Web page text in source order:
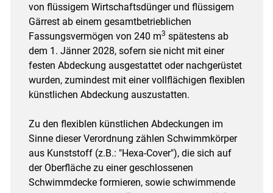
von flüssigem Wirtschaftsdünger und flüssigem
Gärrest ab einem gesamtbetrieblichen
Fassungsvermögen von 240 m3 spätestens ab
dem 1. Jänner 2028, sofern sie nicht mit einer
festen Abdeckung ausgestattet oder nachgerüstet
wurden, zumindest mit einer vollflächigen flexiblen
künstlichen Abdeckung auszustatten.
Zu den flexiblen künstlichen Abdeckungen im
Sinne dieser Verordnung zählen Schwimmkörper
aus Kunststoff (z.B.: "Hexa-Cover"), die sich auf
der Oberfläche zu einer geschlossenen
Schwimmdecke formieren, sowie schwimmende